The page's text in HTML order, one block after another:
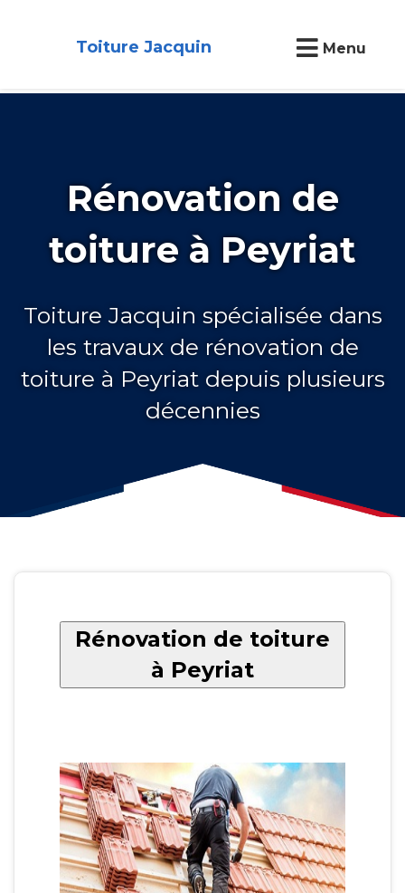
Toiture Jacquin Menu
Rénovation de
toiture à Peyriat
Toiture Jacquin spécialisée dans
les travaux de rénovation de
toiture à Peyriat depuis plusieurs
décennies
Rénovation de toiture
à Peyriat